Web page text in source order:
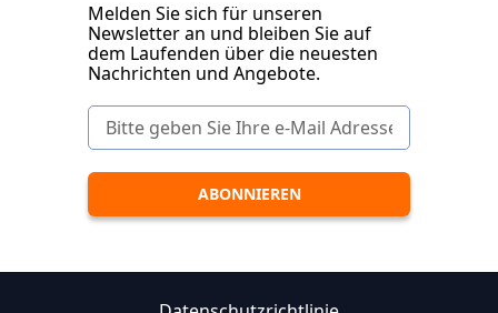
Melden Sie sich für unseren
Newsletter an und bleiben Sie auf
dem Laufenden über die neuesten
Nachrichten und Angebote.